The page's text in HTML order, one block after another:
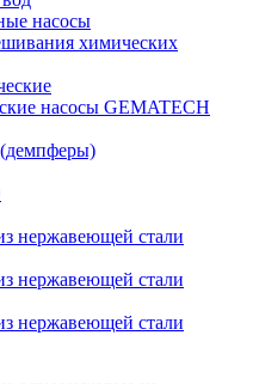
насосы
химических
насосы GEMATECH
(демпферы)
нержавеющей стали
нержавеющей стали
нержавеющей стали